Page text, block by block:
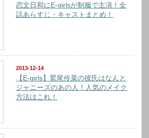
恋文日和にE-girlsが制服で主演！全
話あらすじ・キャストまとめ！
2013-12-14
【E-girls】鷲尾伶菜の彼氏はなんと
ジャニーズのあの人！人気のメイク
方法はこれ！